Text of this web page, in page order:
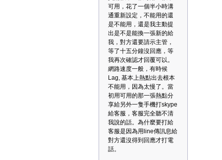
可用，花了一個半小時溝
通重新設定，不能用的還
是不能用，還是我主動提
出是不是能換一張新的給
我，對方還要請示主管，
等了十五分鐘沒回應，等
我再次確認才回覆可以。
網路速度一般，有時候
Lag, 基本上熱點出去根本
不能用，因為太慢了。當
初用可用的那一張熱點分
享給另外一隻手機打skype
給客服，客服完全聽不清
我說的話。為什麼要打給
客服是因為用line傳訊息給
對方還沒得到回應才打電
話。